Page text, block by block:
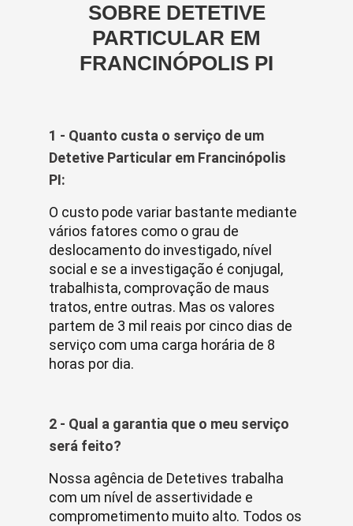
SOBRE DETETIVE
PARTICULAR EM
FRANCINÓPOLIS PI
1 - Quanto custa o serviço de um
Detetive Particular em Francinópolis
PI:
O custo pode variar bastante mediante
vários fatores como o grau de
deslocamento do investigado, nível
social e se a investigação é conjugal,
trabalhista, comprovação de maus
tratos, entre outras. Mas os valores
partem de 3 mil reais por cinco dias de
serviço com uma carga horária de 8
horas por dia.
2 - Qual a garantia que o meu serviço
será feito?
Nossa agência de Detetives trabalha
com um nível de assertividade e
comprometimento muito alto. Todos os